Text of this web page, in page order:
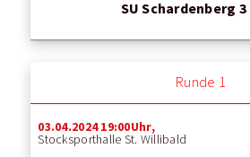
SU Schardenberg 3
Runde 1
03.04.2024 19:00Uhr,
Stocksporthalle St. Willibald